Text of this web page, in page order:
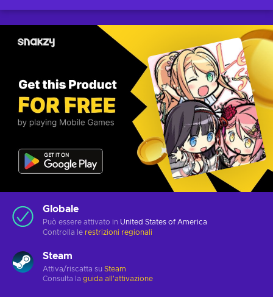
Globale
Può essere attivato in United States of America
Controlla le restrizioni regionali
Steam
Attiva/riscatta su Steam
Consulta la guida all'attivazione